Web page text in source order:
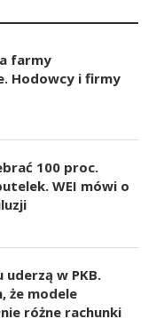
farmy
Hodowcy i firmy
100 proc.
WEI mówi o
w PKB.
że modele
różne rachunki